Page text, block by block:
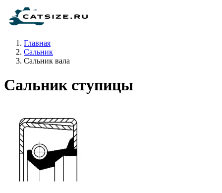
Главная
Сальник
Сальник вала
Сальник ступицы